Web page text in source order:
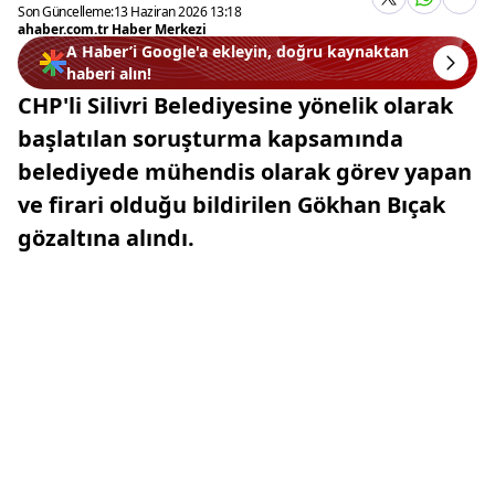
Son Güncelleme:13 Haziran 2026 13:18
ahaber.com.tr Haber Merkezi
A Haber’i Google'a ekleyin, doğru kaynaktan
haberi alın!
CHP'li Silivri Belediyesine yönelik olarak
başlatılan soruşturma kapsamında
belediyede mühendis olarak görev yapan
ve firari olduğu bildirilen Gökhan Bıçak
gözaltına alındı.